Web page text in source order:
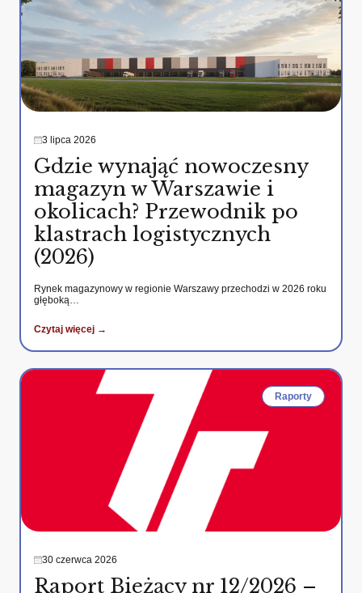
3 lipca 2026
Gdzie wynająć nowoczesny
magazyn w Warszawie i
okolicach? Przewodnik po
klastrach logistycznych
(2026)
Rynek magazynowy w regionie Warszawy przechodzi w 2026 roku
głęboką…
Czytaj więcej →
Raporty
30 czerwca 2026
Raport Bieżący nr 12/2026 –